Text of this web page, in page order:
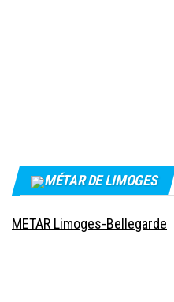
MÉTAR DE LIMOGES
METAR Limoges-Bellegarde